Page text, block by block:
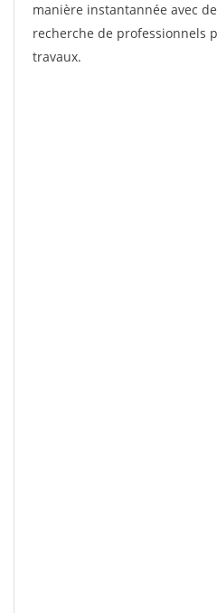
manière instantannée avec
recherche de professionnels
travaux.